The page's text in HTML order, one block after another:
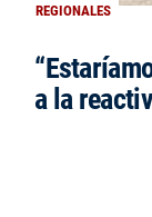
REGIONALES
a la